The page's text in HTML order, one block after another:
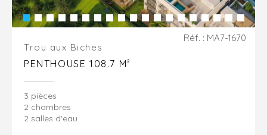
Trou aux Biches
PENTHOUSE 108.7 M²
3 pièces
2 chambres
2 salles d'eau
Réf. : MA7-1670